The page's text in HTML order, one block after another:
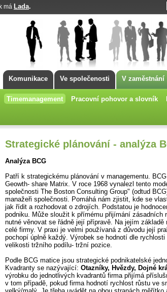
má Lada.
Komunikace Ve společenosti V zaměstnání
Timemanagement Pracovní pohovor a slovník
Strategické plánování - analýza
Analýza BCG
Patří k strategickému plánování v managementu.
Geowth- share Matrix. V roce 1968 vynalezl tento
společnosti The Boston Consulting Group" (odtud
manažeři společnosti. Pomáhá nám zjistit, kde se
jak řídit a rozhodovat o zdrojích. Podstatou je
podniku. Může sloužit k přímému přijímání zásadních
nutné věnovat se řádně její přípravě. Na jejím
celé firmy. V praxi je velmi používaná z důvodu její
pochopí úplně každý. Výrobek se hodnotí dle
velikosti tržního podílu- tržní pozice.
Podle BCG matice jsou strategické podnikatelské
Kvadranty se nazývající: Otazníky, Hvězdy, Dojné
výrobku do jednotlivých kvadrantů firma přijímá
v tom případě, pokud firma hodnotí rychlost růstu ve